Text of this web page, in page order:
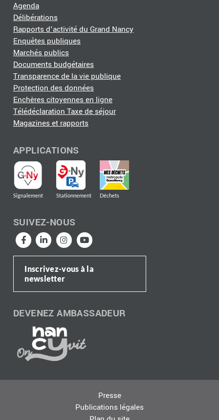
Agenda
Délibérations
Rapports d'activité du Grand Nancy
Enquêtes publiques
Marchés publics
Documents budgétaires
Transparence de la vie publique
Protection des données
Enchères citoyennes en ligne
Télédéclaration Taxe de séjour
Magazines et rapports
APPLICATIONS
Signalement Stationnement Déchets
SUIVEZ-NOUS
Inscrivez-vous à la
newsletter
DEVENEZ AMBASSADEUR
Presse
Publications légales